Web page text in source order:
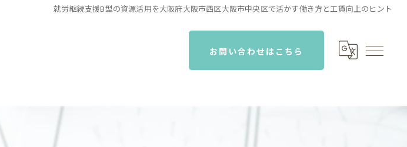
就労継続支援B型の資源活用を大阪府大阪市西区大阪市中央区で活かす働き方と工賃向上のヒント
お問い合わせはこちら